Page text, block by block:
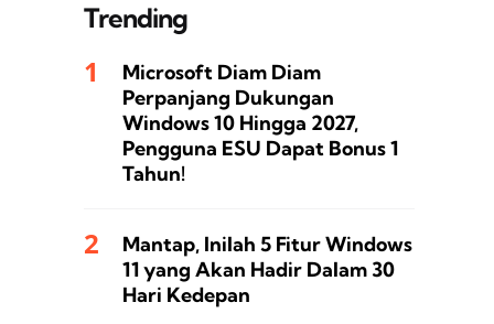
Trending
Microsoft Diam Diam
Perpanjang Dukungan
Windows 10 Hingga 2027,
Pengguna ESU Dapat Bonus 1
Tahun!
Mantap, Inilah 5 Fitur Windows
11 yang Akan Hadir Dalam 30
Hari Kedepan